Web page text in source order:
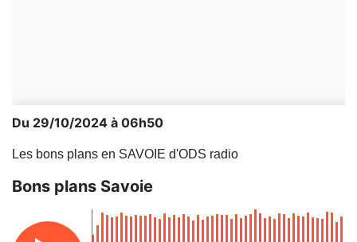
Du 29/10/2024 à 06h50
Les bons plans en SAVOIE d'ODS radio
Bons plans Savoie